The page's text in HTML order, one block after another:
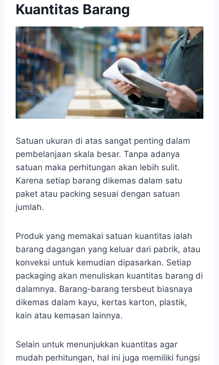
Kuantitas Barang
Satuan ukuran di atas sangat penting dalam
pembelanjaan skala besar. Tanpa adanya
satuan maka perhitungan akan lebih sulit.
Karena setiap barang dikemas dalam satu
paket atau packing sesuai dengan satuan
jumlah.
Produk yang memakai satuan kuantitas ialah
barang dagangan yang keluar dari pabrik, atau
konveksi untuk kemudian dipasarkan. Setiap
packaging akan menuliskan kuantitas barang di
dalamnya. Barang-barang tersbeut biasnaya
dikemas dalam kayu, kertas karton, plastik,
kain atau kemasan lainnya.
Selain untuk menunjukkan kuantitas agar
mudah perhitungan, hal ini juga memiliki fungsi